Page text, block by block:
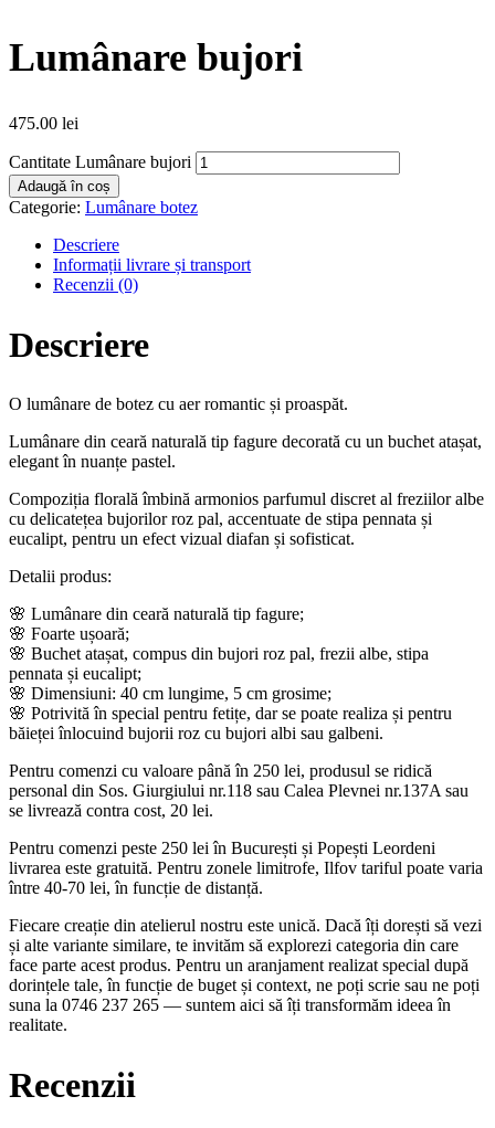
Lumânare bujori
475.00 lei
Cantitate Lumânare bujori
Adaugă în coș
Categorie: Lumânare botez
Descriere
Informații livrare și transport
Recenzii (0)
Descriere
O lumânare de botez cu aer romantic și proaspăt.
Lumânare din ceară naturală tip fagure decorată cu un buchet atașat,
elegant în nuanțe pastel.
Compoziția florală îmbină armonios parfumul discret al freziilor albe
cu delicatețea bujorilor roz pal, accentuate de stipa pennata și
eucalipt, pentru un efect vizual diafan și sofisticat.
Detalii produs:
🌸 Lumânare din ceară naturală tip fagure;
🌸 Foarte ușoară;
🌸 Buchet atașat, compus din bujori roz pal, frezii albe, stipa
pennata și eucalipt;
🌸 Dimensiuni: 40 cm lungime, 5 cm grosime;
🌸 Potrivită în special pentru fetițe, dar se poate realiza și pentru
băieței înlocuind bujorii roz cu bujori albi sau galbeni.
Pentru comenzi cu valoare până în 250 lei, produsul se ridică
personal din Sos. Giurgiului nr.118 sau Calea Plevnei nr.137A sau
se livrează contra cost, 20 lei.
Pentru comenzi peste 250 lei în București și Popești Leordeni
livrarea este gratuită. Pentru zonele limitrofe, Ilfov tariful poate varia
între 40-70 lei, în funcție de distanță.
Fiecare creație din atelierul nostru este unică. Dacă îți dorești să vezi
și alte variante similare, te invităm să explorezi categoria din care
face parte acest produs. Pentru un aranjament realizat special după
dorințele tale, în funcție de buget și context, ne poți scrie sau ne poți
suna la 0746 237 265 — suntem aici să îți transformăm ideea în
realitate.
Recenzii